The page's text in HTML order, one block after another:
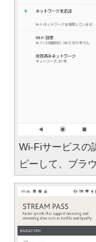
Wi-Fiサービスの
ピーして、ブラ